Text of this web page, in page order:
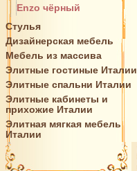
Enzo чёрный
Стулья
Дизайнерская мебель
Мебель из массива
Элитные гостиные Италии
Элитные спальни Италии
Элитные кабинеты и
прихожие Италии
Элитная мягкая мебель
Италии